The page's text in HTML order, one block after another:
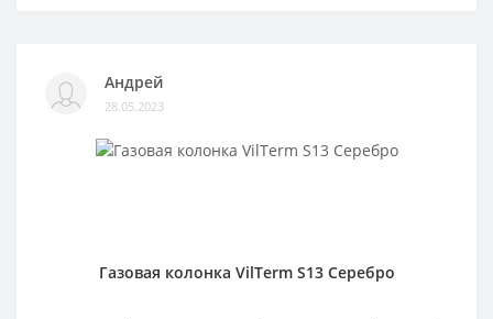
Андрей
28.05.2023
Газовая колонка VilTerm S13 Серебро